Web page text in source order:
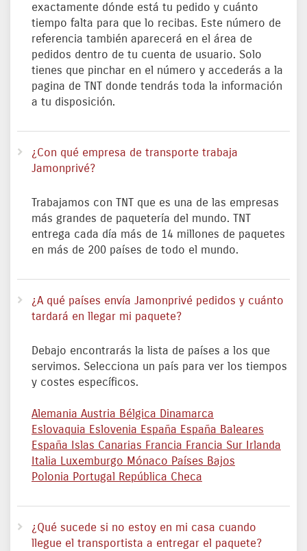
exactamente dónde está tu pedido y cuánto
tiempo falta para que lo recibas. Este número de
referencia también aparecerá en el área de
pedidos dentro de tu cuenta de usuario. Solo
tienes que pinchar en el número y accederás a la
pagina de TNT donde tendrás toda la información
a tu disposición.
¿Con qué empresa de transporte trabaja
Jamonprivé?
Trabajamos con TNT que es una de las empresas
más grandes de paquetería del mundo. TNT
entrega cada día más de 14 millones de paquetes
en más de 200 países de todo el mundo.
¿A qué países envía Jamonprivé pedidos y cuánto
tardará en llegar mi paquete?
Debajo encontrarás la lista de países a los que
servimos. Selecciona un país para ver los tiempos
y costes específicos.
Alemania Austria Bélgica Dinamarca
Eslovaquia Eslovenia España España Baleares
España Islas Canarias Francia Francia Sur Irlanda
Italia Luxemburgo Mónaco Países Bajos
Polonia Portugal República Checa
¿Qué sucede si no estoy en mi casa cuando
llegue el transportista a entregar el paquete?